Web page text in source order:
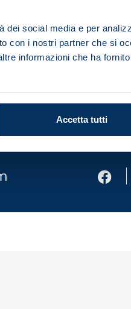
dei social media e per
con i nostri partner che si
informazioni che ha
Accetta tutti
a good partnership.
relationship helps
every team wants to
can dominate the league